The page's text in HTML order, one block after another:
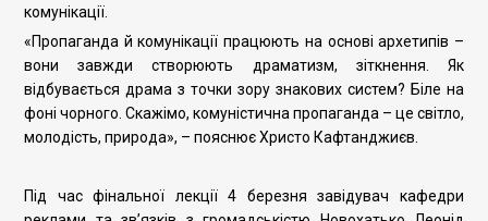
комунікації.
«Пропаганда й комунікації працюють на основі архетипів –
вони завжди створюють драматизм, зіткнення. Як
відбувається драма з точки зору знакових систем? Біле на
фоні чорного. Скажімо, комуністична пропаганда – це світло,
молодість, природа», – пояснює Христо Кафтанджиєв.
Під час фінальної лекції 4 березня завідувач кафедри